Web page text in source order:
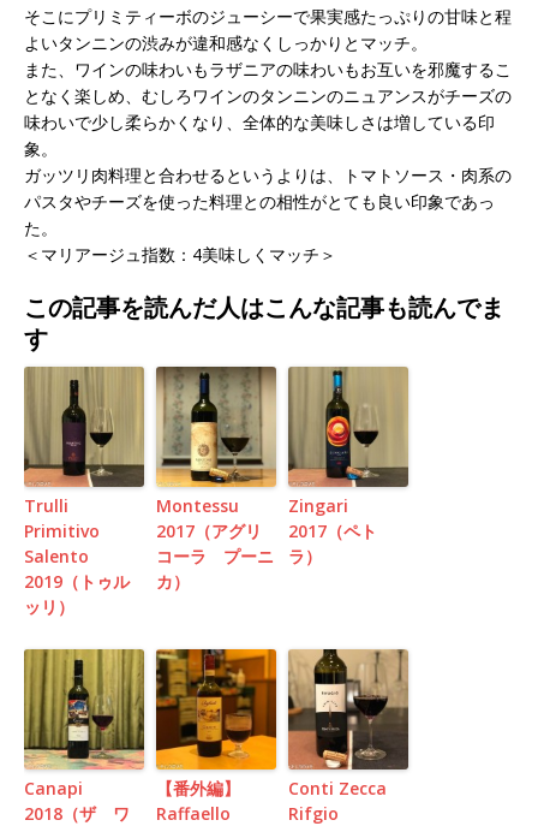
そこにプリミティーボのジューシーで果実感たっぷりの甘味と程
よいタンニンの渋みが違和感なくしっかりとマッチ。
また、ワインの味わいもラザニアの味わいもお互いを邪魔するこ
となく楽しめ、むしろワインのタンニンのニュアンスがチーズの
味わいで少し柔らかくなり、全体的な美味しさは増している印
象。
ガッツリ肉料理と合わせるというよりは、トマトソース・肉系の
パスタやチーズを使った料理との相性がとても良い印象であっ
た。
＜マリアージュ指数：4美味しくマッチ＞
この記事を読んだ人はこんな記事も読んでま
す
Trulli
Primitivo
Salento
2019（トゥル
ッリ）
Montessu
2017（アグリ
コーラ プーニ
カ）
Zingari
2017（ペト
ラ）
Canapi
2018（ザ ワ
【番外編】
Raffaello
Conti Zecca
Rifgio